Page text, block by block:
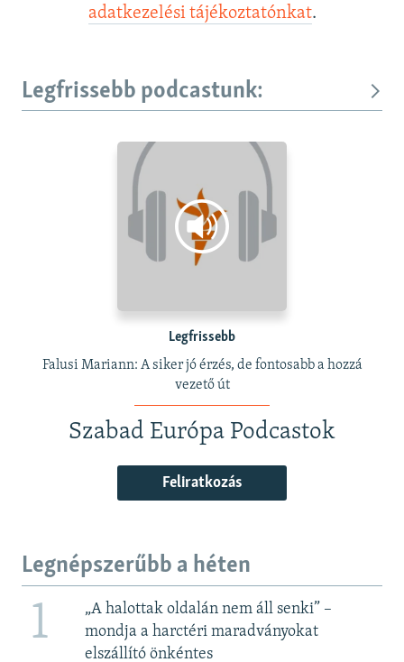
adatkezelési tájékoztatónkat.
Legfrissebb podcastunk:
Legfrissebb
Falusi Mariann: A siker jó érzés, de fontosabb a hozzá
vezető út
Szabad Európa Podcastok
Feliratkozás
Legnépszerűbb a héten
1
„A halottak oldalán nem áll senki” –
mondja a harctéri maradványokat
elszállító önkéntes